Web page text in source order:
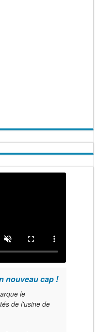
nouveau cap !
le
de l'usine de